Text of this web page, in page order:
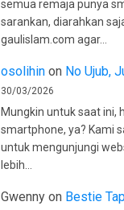
semua remaja punya
sarankan, diarahkan
gaulislam.com agar…
osolihinon No Ujub,
30/03/2026
Mungkin untuk saat ini,
smartphone, ya? Kami
untuk mengunjungi
lebih…
Gwennyon Bestie